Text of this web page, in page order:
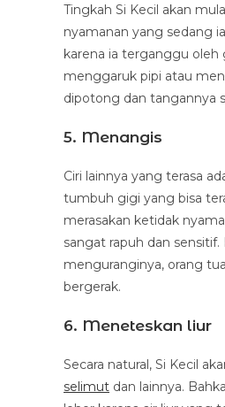
Tingkah Si Kecil akan
nyamanan yang sedang
karena ia terganggu oleh
menggaruk pipi atau
dipotong dan tangannya
5. Menangis
Ciri lainnya yang terasa
tumbuh gigi yang bisa
merasakan ketidak
sangat rapuh dan
menguranginya, orang
bergerak.
6. Meneteskan liur
Secara natural, Si Kecil
selimut dan lainnya.